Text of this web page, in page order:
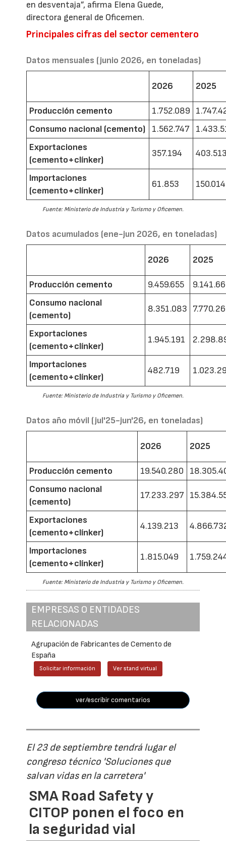
en desventaja”, afirma Elena Guede,
directora general de Oficemen.
Principales cifras del sector cementero
Datos mensuales (junio 2026, en toneladas)
2026 2025
Producción cemento 1.752.089
Consumo nacional (cemento)
1.562.747
Exportaciones
(cemento+clínker)
357.194
Importaciones
(cemento+clínker)
61.853 150.014
Fuente: Ministerio de Industria y Turismo y Oficemen.
Datos acumulados (ene-jun 2026, en toneladas)
2026 2025
Producción cemento 9.459.655
Consumo nacional
(cemento)
8.351.083
Exportaciones
(cemento+clínker)
1.945.191
Importaciones
(cemento+clínker)
482.719
Fuente: Ministerio de Industria y Turismo y Oficemen.
Datos año móvil (jul'25-jun'26, en toneladas)
2026 2025
Producción cemento 19.540.280
Consumo nacional
(cemento)
17.233.297
Exportaciones
(cemento+clínker)
4.139.213
Importaciones
(cemento+clínker)
1.815.049
Fuente: Ministerio de Industria y Turismo y Oficemen.
EMPRESAS O ENTIDADES
RELACIONADAS
Agrupación de Fabricantes de Cemento de
España
Solicitar información Ver stand virtual
ver/escribir comentarios
El 23 de septiembre tendrá lugar el
congreso técnico 'Soluciones que
salvan vidas en la carretera'
SMA Road Safety y
CITOP ponen el foco en
la seguridad vial